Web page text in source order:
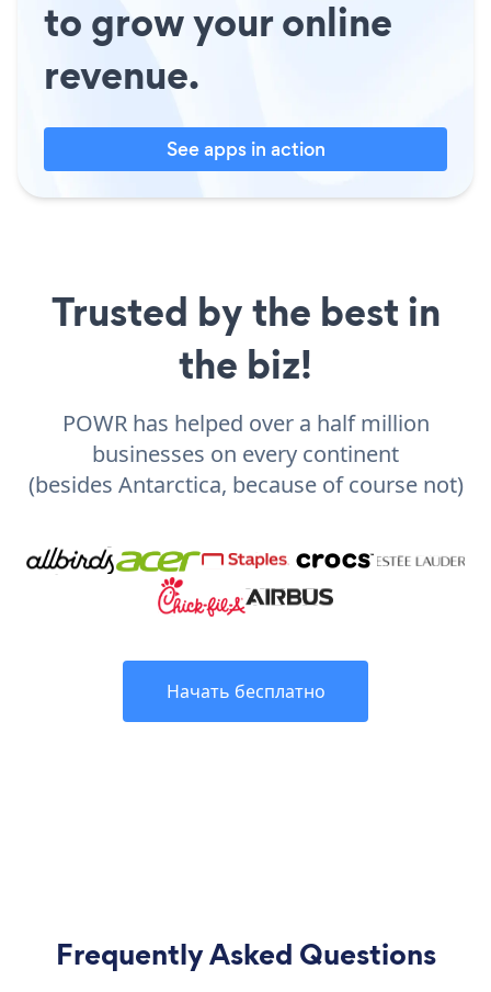
to grow your online
revenue.
See apps in action
Trusted by the best in
the biz!
POWR has helped over a half million
businesses on every continent
(besides Antarctica, because of course not)
Начать бесплатно
Frequently Asked Questions